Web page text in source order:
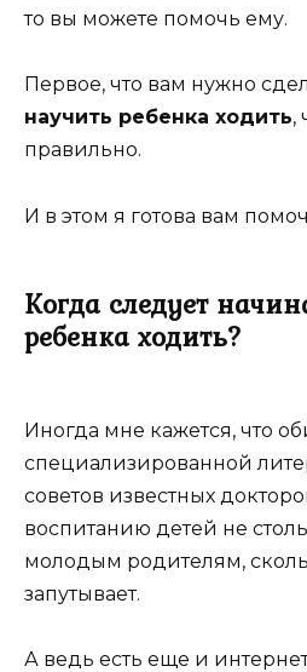
то вы можете помочь ему.
Первое, что вам нужно
научить ребенка ходить,
правильно.
И в этом я готова вам
Когда следует
ребенка ходить?
Иногда мне кажется, что
специализированной
советов известных
воспитанию детей не
молодым родителям,
запутывает.
А ведь есть еще и